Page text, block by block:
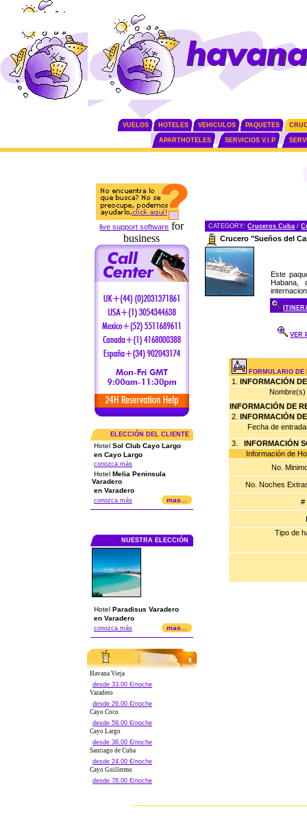
VUELOS HOTELES VEHICULOS PAQUETES
APARTHOTELES SERVICIOS V.I.P
live support software for
business
ELECCIÓN DEL CLIENTE
Hotel Sol Club Cayo Largo
en Cayo Largo
conozca más
Hotel Melia Peninsula
Varadero
en Varadero
conozca más mas...
NUESTRA ELECCIÓN
Hotel Paradisus Varadero
en Varadero
conozca más mas...
Havana Vieja
desde 33.00 €/noche
Varadero
desde 26.00 €/noche
Cayo Coco
desde 59.00 €/noche
Cayo Largo
desde 36.00 €/noche
Santiago de Cuba
desde 24.00 €/noche
Cayo Guillermo
desde 76.00 €/noche
CATEGORY:Cruceros Cuba /
Crucero "Sueños del
Este
Habana,
VER
FORMULARIO DE
1. INFORMACIÓN
Nombre(s)
INFORMACIÓN DE
2. INFORMACIÓN
Fecha de
3. INFORMACIÓN
Información de
No.
No. Noches
#
Tipo de